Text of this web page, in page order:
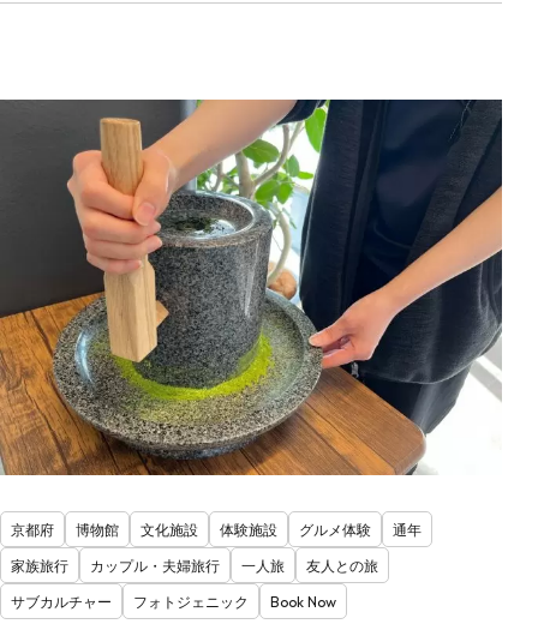
京都府 博物館 文化施設 体験施設 グルメ体験
通年
家族旅行
カップル・夫婦旅行 一人旅
友人との旅
サブカルチャー
フォトジェニック Book Now